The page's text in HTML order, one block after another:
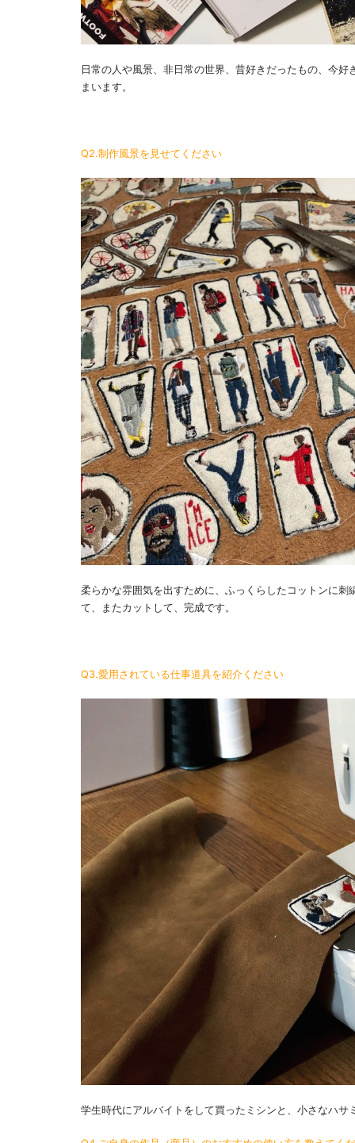
日常の人や風景、非日常の世界、昔好きだったもの、今
まいます。
Q2.制作風景を見せてください
柔らかな雰囲気を出すために、ふっくらしたコットンに
て、またカットして、完成です。
Q3.愛用されている仕事道具を紹介ください
学生時代にアルバイトをして買ったミシンと、小さなハサ